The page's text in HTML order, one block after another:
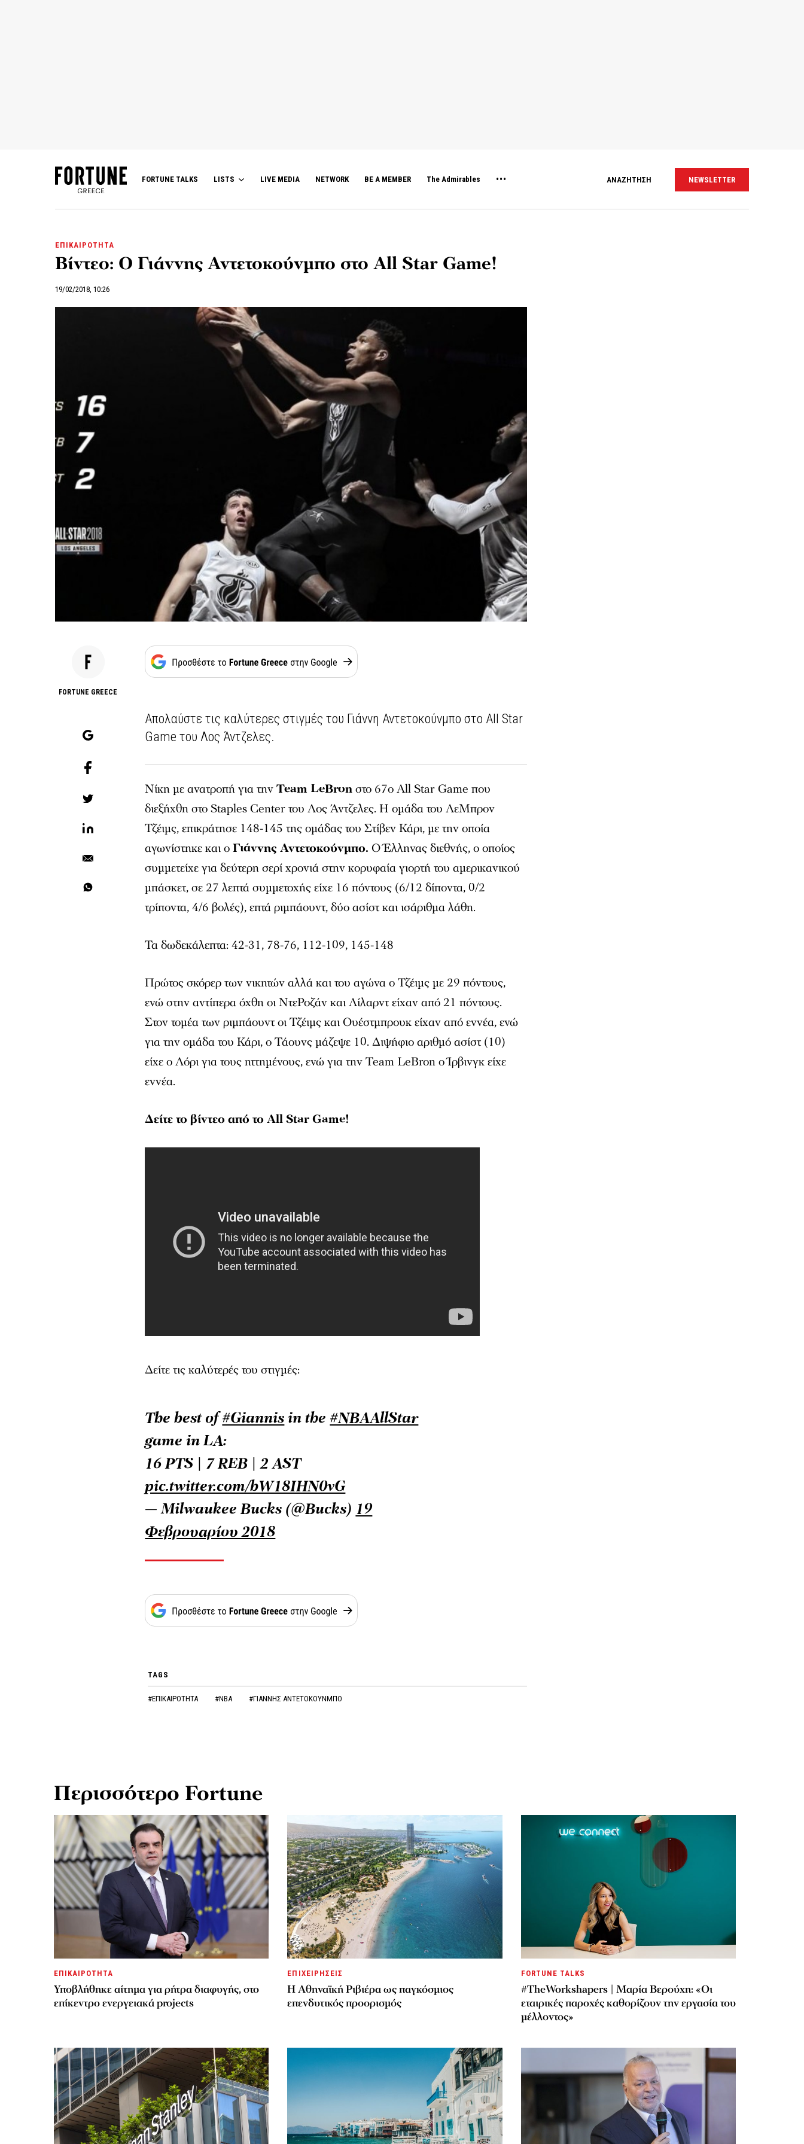
FORTUNE TALKS LISTS LIVE MEDIA NETWORK BE A MEMBER The Admirables ΑΝΑΖΗΤΗΣΗ NEWSLETTER
ΕΠΙΚΑΙΡΟΤΗΤΑ
Βίντεο: O Γιάννης Αντετοκούνμπο στο All Star Game!
19/02/2018, 10:26
FORTUNE GREECE
Απολαύστε τις καλύτερες στιγμές του Γιάννη Αντετοκούνμπο στο All Star
Game του Λος Άντζελες.
Νίκη με ανατροπή για τηνTeam LeBronστο 67ο All Star Game που
διεξήχθη στο Staples Center του Λος Άντζελες. Η ομάδα του ΛεΜπρον
Τζέιμς, επικράτησε 148-145 της ομάδας του Στίβεν Κάρι, με την οποία
αγωνίστηκε και οΓιάννης Αντετοκούνμπο. Ο Έλληνας διεθνής, ο οποίος
συμμετείχε για δεύτερη σερί χρονιά στην κορυφαία γιορτή του αμερικανικού
μπάσκετ, σε 27 λεπτά συμμετοχής είχε 16 πόντους (6/12 δίποντα, 0/2
τρίποντα, 4/6 βολές), επτά ριμπάουντ, δύο ασίστ και ισάριθμα λάθη.
Τα δωδεκάλεπτα: 42-31, 78-76, 112-109, 145-148
Πρώτος σκόρερ των νικητών αλλά και του αγώνα ο Τζέιμς με 29 πόντους,
ενώ στην αντίπερα όχθη οι ΝτεΡοζάν και Λίλαρντ είχαν από 21 πόντους.
Στον τομέα των ριμπάουντ οι Τζέιμς και Ουέστμπρουκ είχαν από εννέα, ενώ
για την ομάδα του Κάρι, ο Τάουνς μάζεψε 10. Διψήφιο αριθμό ασίστ (10)
είχε ο Λόρι για τους ηττημένους, ενώ για την Team LeBron ο Ίρβινγκ είχε
εννέα.
Δείτε το βίντεο από το All Star Game!
Δείτε τις καλύτερές του στιγμές:
The best of#Giannisin the #NBAAllStar
game in LA:
16 PTS | 7 REB | 2 AST
pic.twitter.com/bW18IHN0vG
— Milwaukee Bucks (@Bucks) 19
Φεβρουαρίου 2018
TAGS
#ΕΠΙΚΑΙΡΟΤΗΤΑ #NBA #ΓΙΑΝΝΗΣ ΑΝΤΕΤΟΚΟΥΝΜΠΟ
Περισσότερο Fortune
ΕΠΙΚΑΙΡΟΤΗΤΑ
Υποβλήθηκε αίτημα για ρήτρα διαφυγής, στο
επίκεντρο ενεργειακά projects
ΕΠΙΧΕΙΡΗΣΕΙΣ
Η Αθηναϊκή Ριβιέρα ως παγκόσμιος
επενδυτικός προορισμός
FORTUNE TALKS
#TheWorkshapers | Μαρία Βερούχη: «Οι
εταιρικές παροχές καθορίζουν την εργασία του
μέλλοντος»